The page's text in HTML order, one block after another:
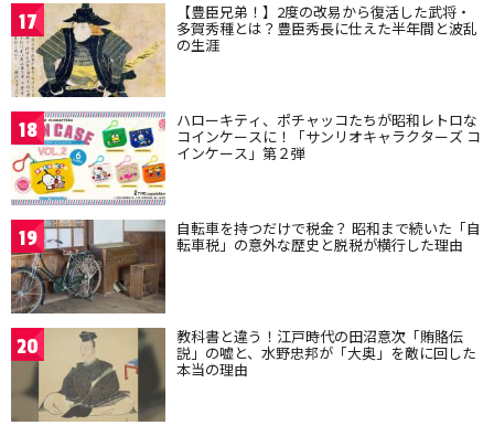
17 【豊臣兄弟！】2度の改易から復活した武将・
多賀秀種とは？豊臣秀長に仕えた半年間と波乱
の生涯
18 ハローキティ、ポチャッコたちが昭和レトロな
コインケースに！「サンリオキャラクターズ コ
インケース」第２弾
19 自転車を持つだけで税金？ 昭和まで続いた「自
転車税」の意外な歴史と脱税が横行した理由
20 教科書と違う！江戸時代の田沼意次「賄賂伝
説」の嘘と、水野忠邦が「大奥」を敵に回した
本当の理由